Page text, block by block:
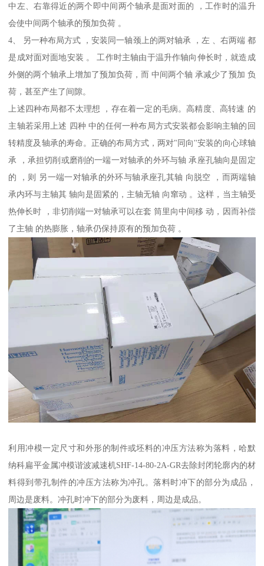
中左、右靠得近的两个即中间两个轴承是面对面的 ，工作时的温升
会使中间两个轴承的预加负荷 。
4、 另一种布局方式 ，安装同一轴颈上的两对轴承 ，左 、右两端 都
是成对面对面地安装 。 工作时主轴由于温升作轴向伸长时，就造成
外侧的两个轴承上增加了预加负荷，而 中间两个轴 承减少了预加 负
荷，甚至产生了间隙。
上述四种布局都不太理想 ，存在着一定的毛病。高精度、高转速 的
主轴若采用上述 四种 中的任何一种布局方式安装都会影响主轴的回
转精度及轴承的寿命。正确的布局方式，两对"同向''安装的向心球轴
承 ，承担切削或磨削的一端一对轴承的外环与轴 承座孔轴向是固定
的 ，则 另一端一对轴承的外环与轴承座孔其轴 向脱空 ，而两端轴
承内环与主轴其 轴向是固紧的，主轴无轴 向窜动 。这样，当主轴受
热伸长时 ，非切削端一对轴承可以在套 筒里向中间移 动，因而补偿
了主轴 的热膨胀，轴承仍保持原有的预加负荷 。
利用冲模一定尺寸和外形的制件或坯料的冲压方法称为落料，哈默
纳科扁平金属冲模谐波减速机SHF-14-80-2A-GR去除封闭轮廓内的材
料得到带孔制件的冲压方法称为冲孔。落料时冲下的部分为成品，
周边是废料。冲孔时冲下的部分为废料，周边是成品。